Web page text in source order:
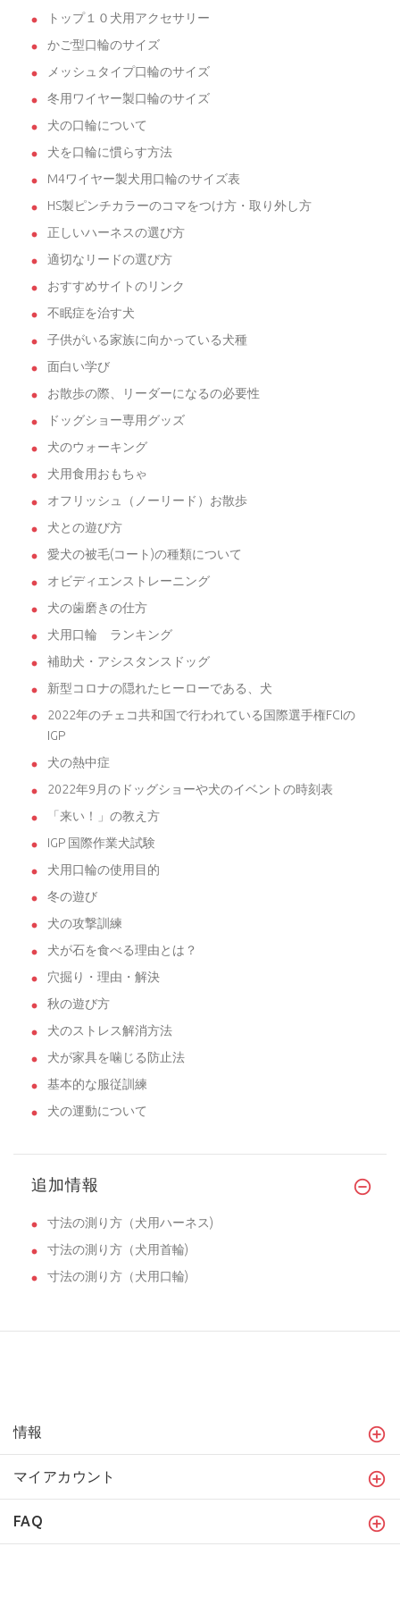
トップ１０犬用アクセサリー
かご型口輪のサイズ
メッシュタイプ口輪のサイズ
冬用ワイヤー製口輪のサイズ
犬の口輪について
犬を口輪に慣らす方法
M4ワイヤー製犬用口輪のサイズ表
HS製ピンチカラーのコマをつけ方・取り外し方
正しいハーネスの選び方
適切なリードの選び方
おすすめサイトのリンク
不眠症を治す犬
子供がいる家族に向かっている犬種
面白い学び
お散歩の際、リーダーになるの必要性
ドッグショー専用グッズ
犬のウォーキング
犬用食用おもちゃ
オフリッシュ（ノーリード）お散歩
犬との遊び方
愛犬の被毛(コート)の種類について
オビディエンストレーニング
犬の歯磨きの仕方
犬用口輪 ランキング
補助犬・アシスタンスドッグ
新型コロナの隠れたヒーローである、犬
2022年のチェコ共和国で行われている国際選手権FCIの
IGP
犬の熱中症
2022年9月のドッグショーや犬のイベントの時刻表
「来い！」の教え方
IGP 国際作業犬試験
犬用口輪の使用目的
冬の遊び
犬の攻撃訓練
犬が石を食べる理由とは？
穴掘り・理由・解決
秋の遊び方
犬のストレス解消方法
犬が家具を噛じる防止法
基本的な服従訓練
犬の運動について
追加情報
寸法の測り方（犬用ハーネス)
寸法の測り方（犬用首輪)
寸法の測り方（犬用口輪)
情報
マイアカウント
FAQ